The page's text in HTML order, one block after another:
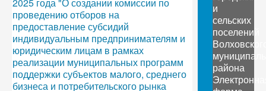
проведению отборов на
предоставление субсидий
индивидуальным предпринимателям и
юридическим лицам в рамках
реализации муниципальных программ
поддержки субъектов малого, среднего
бизнеса и потребительского рынка
и
сельских
поселений
района